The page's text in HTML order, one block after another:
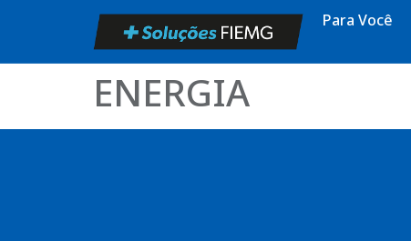
Para Você
ENERGIA